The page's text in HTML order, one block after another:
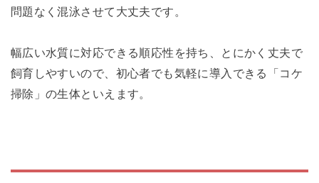
問題なく混泳させて大丈夫です。
幅広い水質に対応できる順応性を持ち、とにかく丈夫で
飼育しやすいので、初心者でも気軽に導入できる「コケ
掃除」の生体といえます。